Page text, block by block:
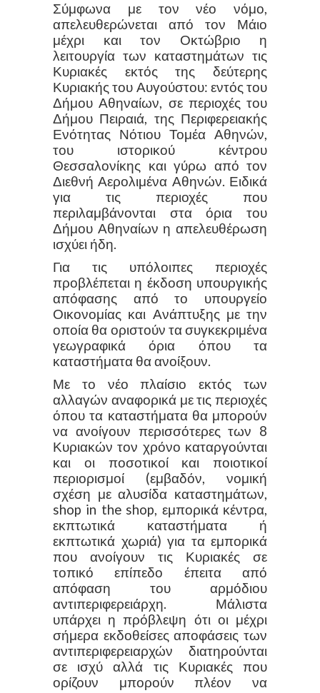
Σύμφωνα με τον νέο νόμο,
απελευθερώνεται από τον Μάιο
μέχρι και τον Οκτώβριο η
λειτουργία των καταστημάτων τις
Κυριακές εκτός της δεύτερης
Κυριακής του Αυγούστου: εντός του
Δήμου Αθηναίων, σε περιοχές του
Δήμου Πειραιά, της Περιφερειακής
Ενότητας Νότιου Τομέα Αθηνών,
του ιστορικού κέντρου
Θεσσαλονίκης και γύρω από τον
Διεθνή Αερολιμένα Αθηνών. Ειδικά
για τις περιοχές που
περιλαμβάνονται στα όρια του
Δήμου Αθηναίων η απελευθέρωση
ισχύει ήδη.
Για τις υπόλοιπες περιοχές
προβλέπεται η έκδοση υπουργικής
απόφασης από το υπουργείο
Οικονομίας και Ανάπτυξης με την
οποία θα οριστούν τα συγκεκριμένα
γεωγραφικά όρια όπου τα
καταστήματα θα ανοίξουν.
Με το νέο πλαίσιο εκτός των
αλλαγών αναφορικά με τις περιοχές
όπου τα καταστήματα θα μπορούν
να ανοίγουν περισσότερες των 8
Κυριακών τον χρόνο καταργούνται
και οι ποσοτικοί και ποιοτικοί
περιορισμοί (εμβαδόν, νομική
σχέση με αλυσίδα καταστημάτων,
shop in the shop, εμπορικά κέντρα,
εκπτωτικά καταστήματα ή
εκπτωτικά χωριά) για τα εμπορικά
που ανοίγουν τις Κυριακές σε
τοπικό επίπεδο έπειτα από
απόφαση του αρμόδιου
αντιπεριφερειάρχη. Μάλιστα
υπάρχει η πρόβλεψη ότι οι μέχρι
σήμερα εκδοθείσες αποφάσεις των
αντιπεριφερειαρχών διατηρούνται
σε ισχύ αλλά τις Κυριακές που
ορίζουν μπορούν πλέον να